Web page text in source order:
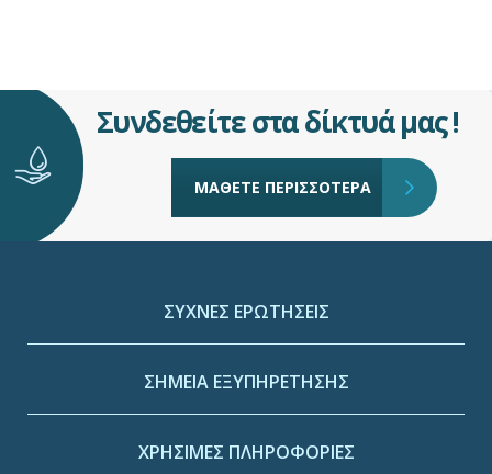
Συνδεθείτε στα δίκτυά μας !
ΜΑΘΕΤΕ ΠΕΡΙΣΣΟΤΕΡΑ
ΣΥΧΝΕΣ ΕΡΩΤΗΣΕΙΣ
ΣΗΜΕΙΑ ΕΞΥΠΗΡΕΤΗΣΗΣ
ΧΡΗΣΙΜΕΣ ΠΛΗΡΟΦΟΡΙΕΣ